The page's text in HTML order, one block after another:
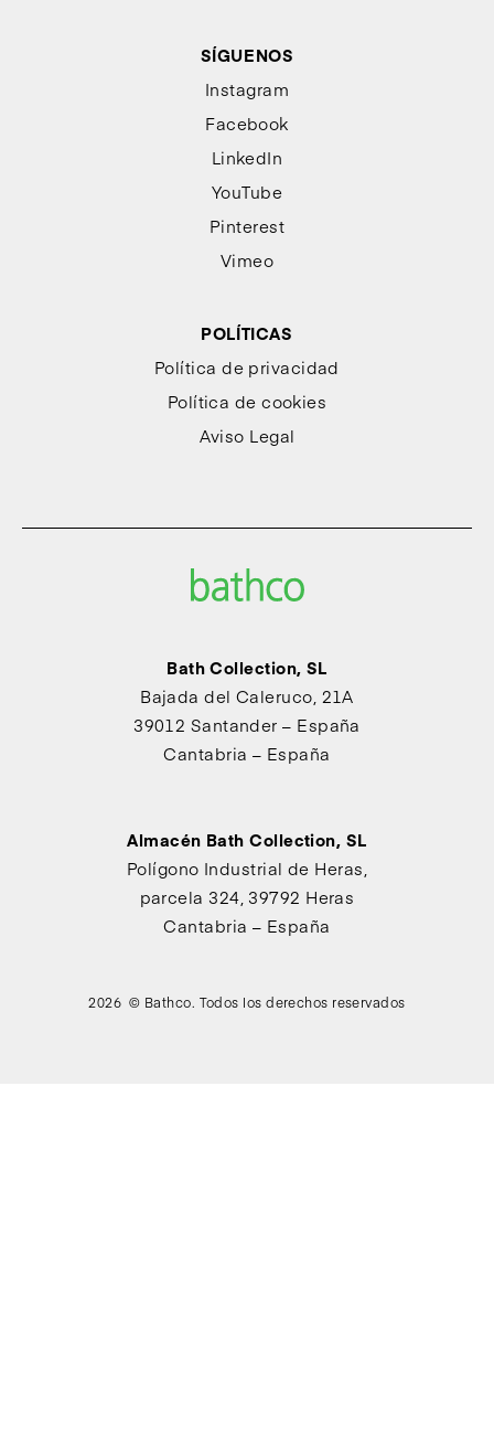
SÍGUENOS
Instagram
Facebook
LinkedIn
YouTube
Pinterest
Vimeo
POLÍTICAS
Política de privacidad
Política de cookies
Aviso Legal
Bath Collection, SL
Bajada del Caleruco, 21A
39012 Santander – España
Cantabria – España
Almacén Bath Collection, SL
Polígono Industrial de Heras,
parcela 324, 39792 Heras
Cantabria – España
2026 © Bathco. Todos los derechos reservados